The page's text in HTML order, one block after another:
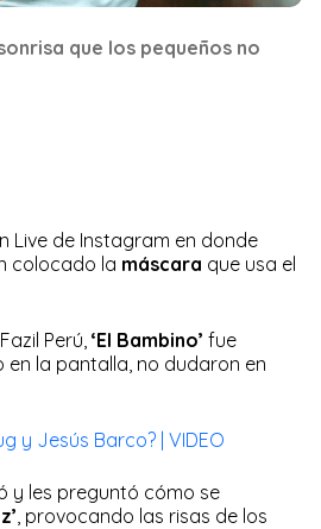
que los pequeños no
Live de Instagram en donde
colocado la máscara que usa el
Perú, ‘El Bambino’ fue
en la pantalla, no dudaron en
y Jesús Barco? | VIDEO
y les preguntó cómo se
, provocando las risas de los